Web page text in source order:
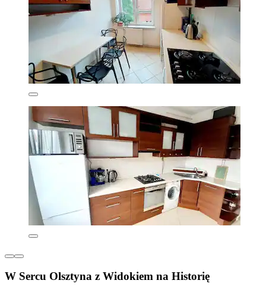
W Sercu Olsztyna z Widokiem na Historię